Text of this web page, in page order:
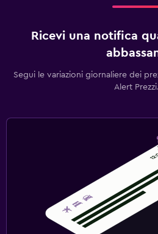
Ricevi una notifica
Segui le variazioni giornaliere dei
Alert Prezzi.